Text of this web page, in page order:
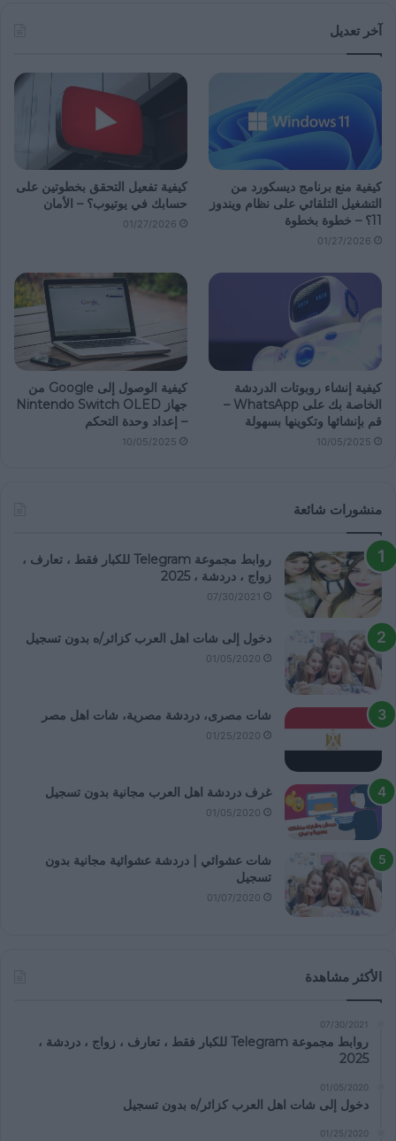
آخر تعديل
كيفية منع برنامج ديسكورد من
التشغيل التلقائي على نظام ويندوز
11؟ – خطوة بخطوة
01/27/2026
كيفية تفعيل التحقق بخطوتين على
حسابك في يوتيوب؟ – الأمان
01/27/2026
كيفية إنشاء روبوتات الدردشة
الخاصة بك على WhatsApp –
قم بإنشائها وتكوينها بسهولة
10/05/2025
كيفية الوصول إلى Google من
جهاز Nintendo Switch OLED
– إعداد وحدة التحكم
10/05/2025
منشورات شائعة
روابط مجموعة Telegram للكبار فقط ، تعارف ،
زواج ، دردشة ، 2025
07/30/2021
دخول إلى شات اهل العرب كزائر/ه بدون تسجيل
01/05/2020
شات مصرى، دردشة مصرية، شات اهل مصر
01/25/2020
غرف دردشة اهل العرب مجانية بدون تسجيل
01/05/2020
شات عشوائي | دردشة عشوائية مجانية بدون
تسجيل
01/07/2020
الأكثر مشاهدة
07/30/2021
روابط مجموعة Telegram للكبار فقط ، تعارف ، زواج ، دردشة ،
2025
01/05/2020
دخول إلى شات اهل العرب كزائر/ه بدون تسجيل
01/25/2020